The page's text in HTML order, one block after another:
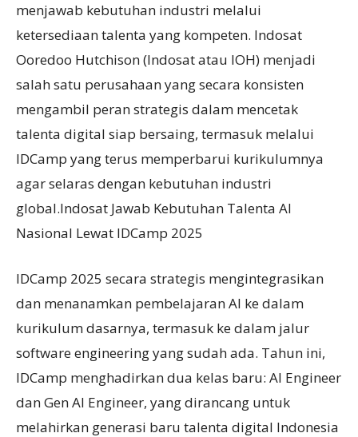
menjawab kebutuhan industri melalui
ketersediaan talenta yang kompeten. Indosat
Ooredoo Hutchison (Indosat atau IOH) menjadi
salah satu perusahaan yang secara konsisten
mengambil peran strategis dalam mencetak
talenta digital siap bersaing, termasuk melalui
IDCamp yang terus memperbarui kurikulumnya
agar selaras dengan kebutuhan industri
global.Indosat Jawab Kebutuhan Talenta AI
Nasional Lewat IDCamp 2025
IDCamp 2025 secara strategis mengintegrasikan
dan menanamkan pembelajaran AI ke dalam
kurikulum dasarnya, termasuk ke dalam jalur
software engineering yang sudah ada. Tahun ini,
IDCamp menghadirkan dua kelas baru: AI Engineer
dan Gen AI Engineer, yang dirancang untuk
melahirkan generasi baru talenta digital Indonesia